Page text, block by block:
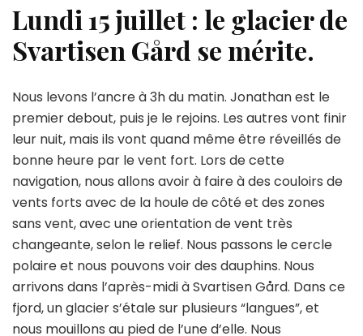
Lundi 15 juillet : le glacier de
Svartisen Gård se mérite.
Nous levons l’ancre à 3h du matin. Jonathan est le
premier debout, puis je le rejoins. Les autres vont finir
leur nuit, mais ils vont quand même être réveillés de
bonne heure par le vent fort. Lors de cette
navigation, nous allons avoir à faire à des couloirs de
vents forts avec de la houle de côté et des zones
sans vent, avec une orientation de vent très
changeante, selon le relief. Nous passons le cercle
polaire et nous pouvons voir des dauphins. Nous
arrivons dans l’après-midi à Svartisen Gård. Dans ce
fjord, un glacier s’étale sur plusieurs “langues”, et
nous mouillons au pied de l’une d’elle. Nous